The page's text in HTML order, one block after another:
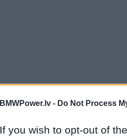
BMWPower.lv - Do Not Process
If you wish to opt-out of